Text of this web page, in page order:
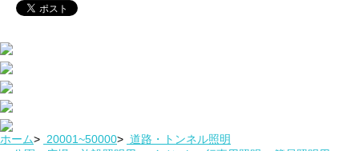
ホーム> 20001~50000> 道路・トンネル照明